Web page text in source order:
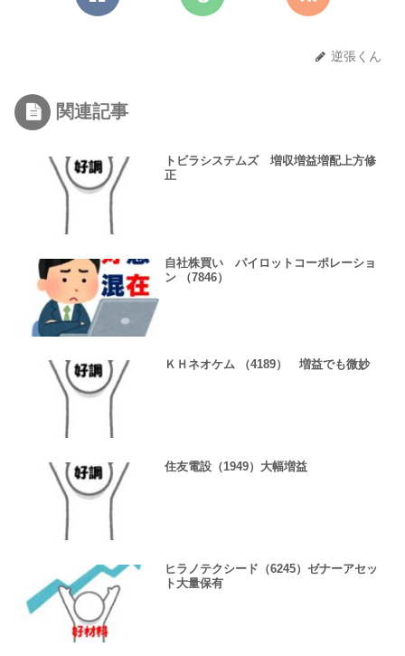
逆張くん
関連記事
トビラシステムズ 増収増益増配上方修
正
自社株買い パイロットコーポレーショ
ン （7846）
ＫＨネオケム （4189） 増益でも微妙
住友電設（1949）大幅増益
ヒラノテクシード（6245）ゼナーアセッ
ト大量保有